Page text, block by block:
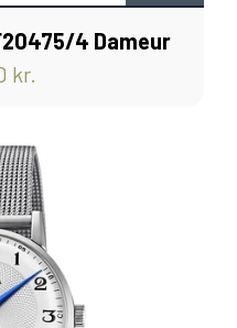
4 Dameur
kr.